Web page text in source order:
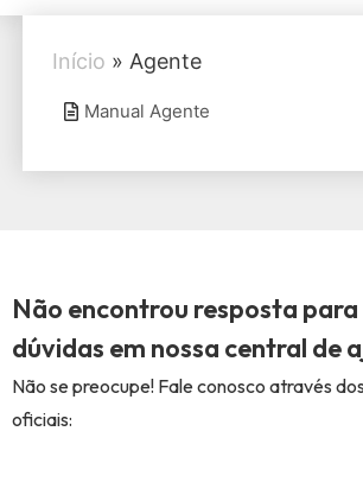
Início » Agente
Manual Agente
Não encontrou resposta para
dúvidas em nossa central de
Não se preocupe! Fale conosco através
oficiais: